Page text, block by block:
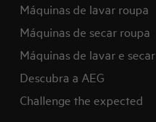
Máquinas de lavar roupa
Máquinas de secar roupa
Máquinas de lavar e secar
Descubra a AEG
Challenge the expected